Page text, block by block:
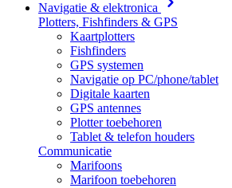
Navigatie & elektronica
Plotters, Fishfinders & GPS
Kaartplotters
Fishfinders
GPS systemen
Navigatie op PC/phone/tablet
Digitale kaarten
GPS antennes
Plotter toebehoren
Tablet & telefon houders
Communicatie
Marifoons
Marifoon toebehoren